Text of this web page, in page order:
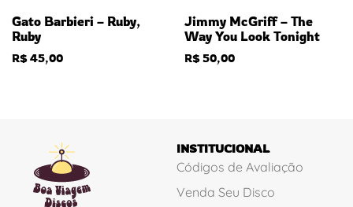
Gato Barbieri – Ruby,
Ruby
R$45,00
Jimmy McGriff – The
Way You Look Tonight
R$50,00
INSTITUCIONAL
Códigos de Avaliação
Venda Seu Disco